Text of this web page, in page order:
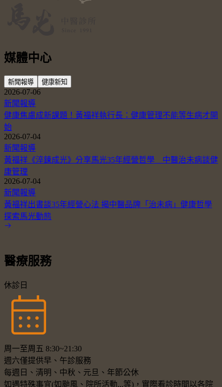
媒體中心
新聞報導 健康新知
2026-07-06
新聞報導
健康焦慮成新課題！黃福祥執行長：健康管理不能等生病才開
始
2026-07-04
新聞報導
黃福祥《淬鍊成光》分享馬光35年經營哲學 中醫治未病談健
康管理
2026-07-04
新聞報導
黃福祥出書談35年經營心法 揭中醫品牌「治未病」健康哲學
探索馬光動態
醫療服務
休診日
周一至周五 8:30~21:30
週六僅提供早、午診服務
每週日、清明、中秋、元旦、年節公休
如遇特殊事宜(如颱風、院所活動...等)，實際看診時間以各院